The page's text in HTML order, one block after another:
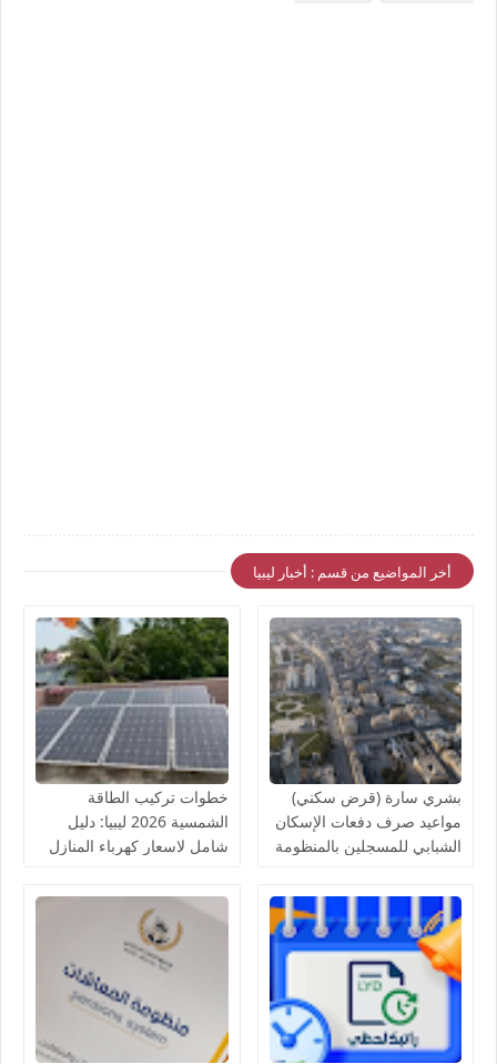
أخر المواضيع من قسم : أخبار ليبيا
بشري سارة (قرض سكني)
مواعيد صرف دفعات الإسكان
الشبابي للمسجلين بالمنظومة
خطوات تركيب الطاقة
الشمسية 2026 ليبيا: دليل
شامل لاسعار كهرباء المنازل